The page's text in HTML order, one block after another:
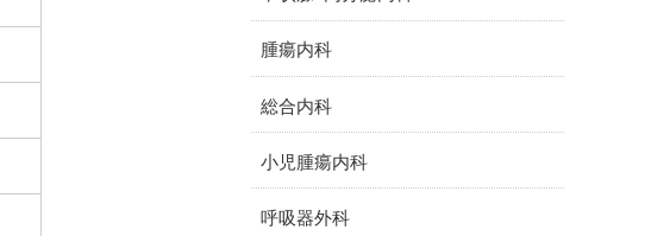
腫瘍内科
総合内科
小児腫瘍内科
呼吸器外科